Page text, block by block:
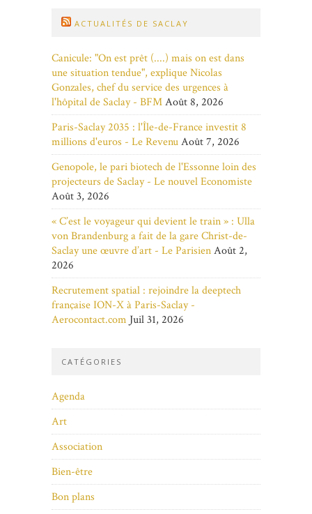
ACTUALITÉS DE SACLAY
Canicule: "On est prêt (....) mais on est dans
une situation tendue", explique Nicolas
Gonzales, chef du service des urgences à
l'hôpital de Saclay - BFMAoût 8, 2026
Paris-Saclay 2035 : l'Île-de-France investit 8
millions d'euros - Le RevenuAoût 7, 2026
Genopole, le pari biotech de l'Essonne loin des
projecteurs de Saclay - Le nouvel Economiste
Août 3, 2026
« C’est le voyageur qui devient le train » : Ulla
von Brandenburg a fait de la gare Christ-de-
Saclay une œuvre d’art - Le ParisienAoût 2,
2026
Recrutement spatial : rejoindre la deeptech
française ION-X à Paris-Saclay -
Aerocontact.com Juil 31, 2026
CATÉGORIES
Agenda
Art
Association
Bien-être
Bon plans